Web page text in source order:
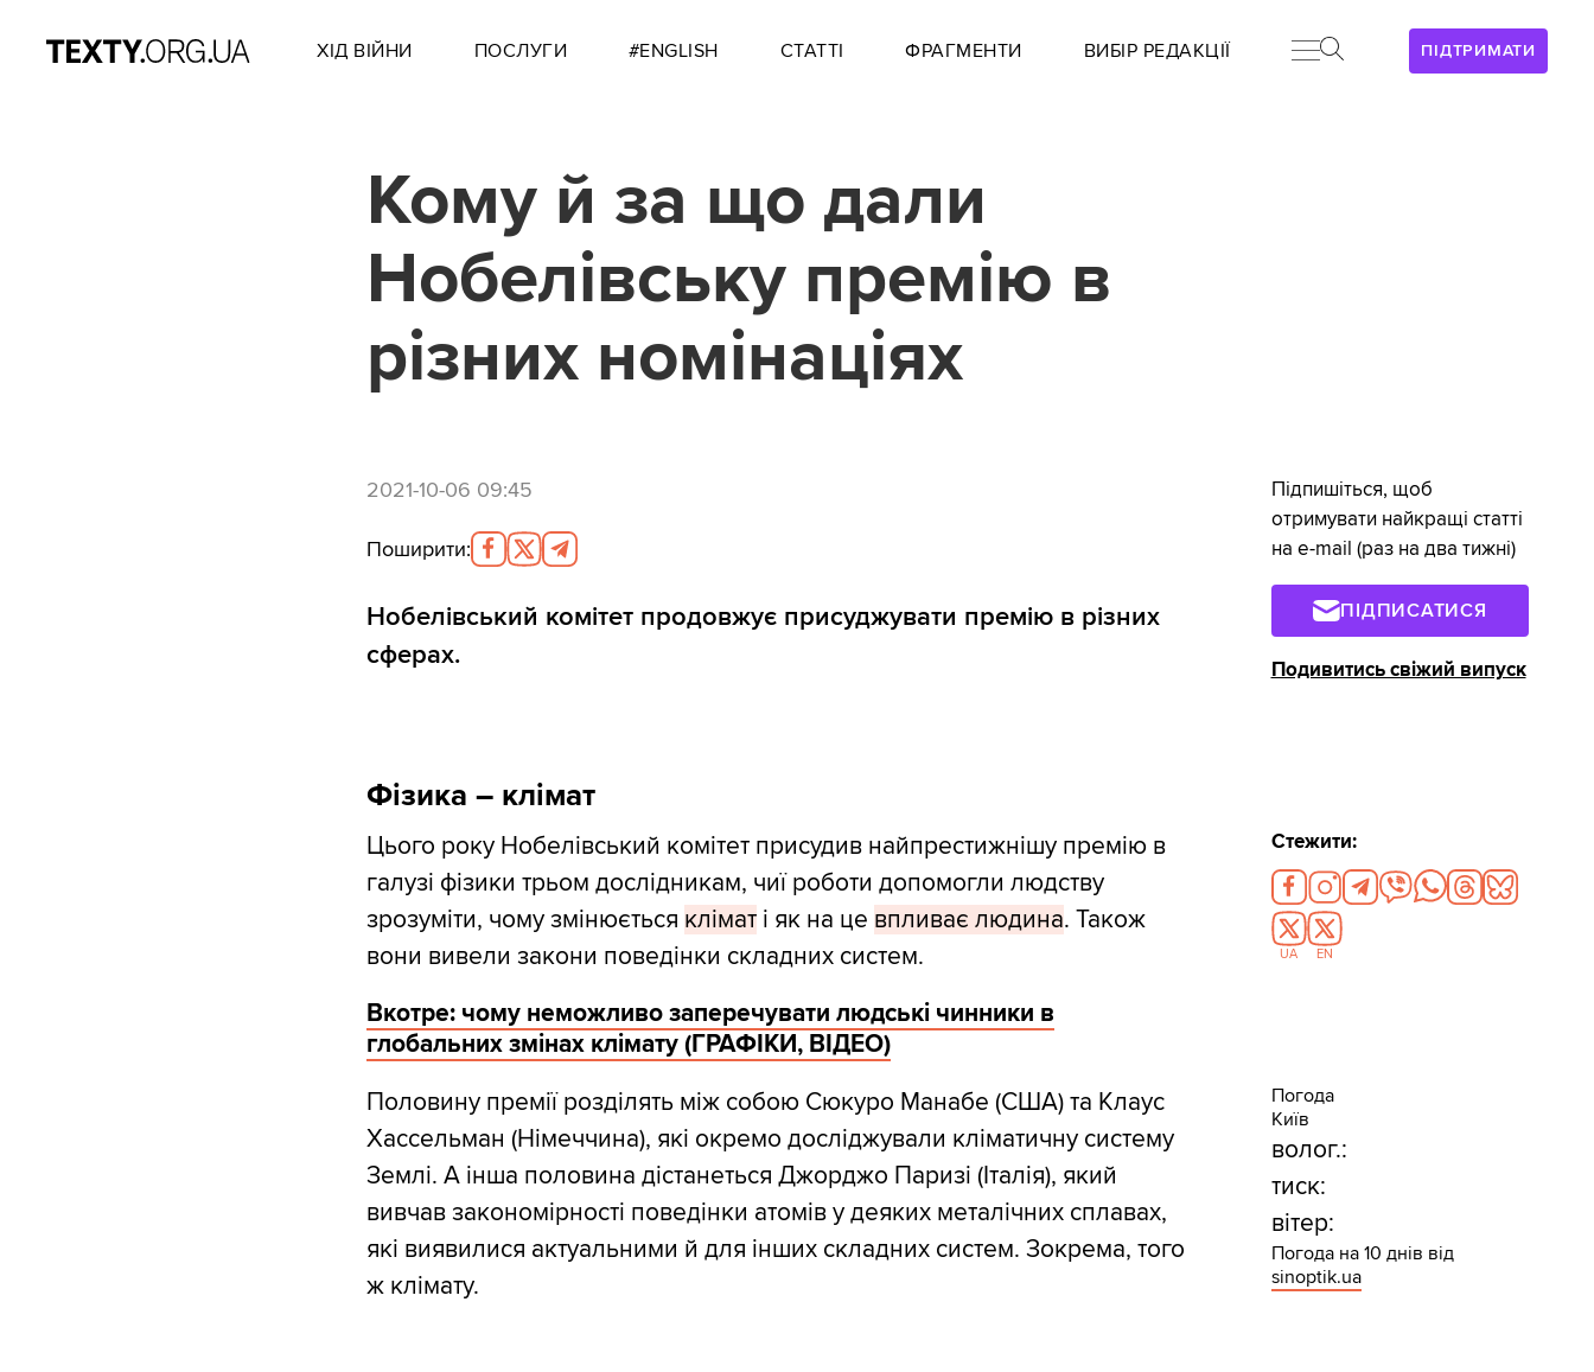
ПІДТРИМАТИ
ХІД ВІЙНИ ПОСЛУГИ #ENGLISH СТАТТІ ФРАГМЕНТИ ВИБІР РЕДАКЦІЇ
Кому й за що дали
Нобелівську премію в
різних номінаціях
2021-10-06 09:45
Поширити:
Нобелівський комітет продовжує присуджувати премію в різних
сферах.
Фізика – клімат
Цього року Нобелівський комітет присудив найпрестижнішу премію в
галузі фізики трьом дослідникам, чиї роботи допомогли людству
зрозуміти, чому змінюється кліматі як на це впливає людина. Також
вони вивели закони поведінки складних систем.
Вкотре: чому неможливо заперечувати людські чинники в
глобальних змінах клімату (ГРАФІКИ, ВІДЕО)
Половину премії розділять між собою Сюкуро Манабе (США) та Клаус
Хассельман (Німеччина), які окремо досліджували кліматичну систему
Землі. А інша половина дістанеться Джорджо Паризі (Італія), який
вивчав закономірності поведінки атомів у деяких металічних сплавах,
які виявилися актуальними й для інших складних систем. Зокрема, того
ж клімату.
Підпишіться, щоб
отримувати найкращі статті
на e-mail (раз на два тижні)
ПІДПИСАТИСЯ
Подивитись свіжий випуск
Стежити:
UA EN
Погода
Київ
волог.:
тиск:
вітер:
Погода на 10 днів від
sinoptik.ua